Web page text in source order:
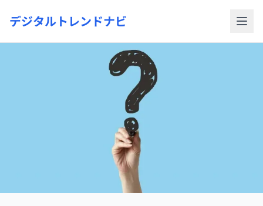
デジタルトレンドナビ